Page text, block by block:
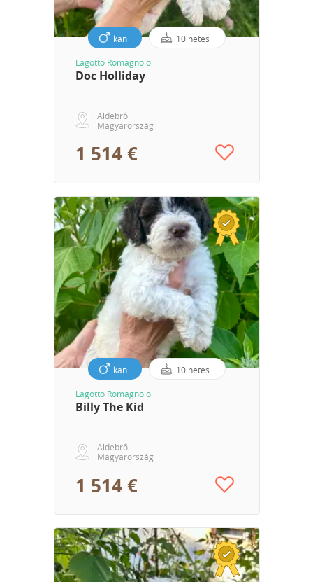
kan 10 hetes
Lagotto Romagnolo
Doc Holliday
Aldebrő
Magyarország
1 514 €
kan 10 hetes
Lagotto Romagnolo
Billy The Kid
Aldebrő
Magyarország
1 514 €